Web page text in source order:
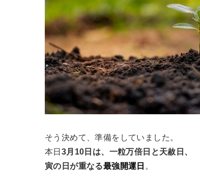
そう決めて、準備をしていました。
本日 3月10日は、一粒万倍日と天赦日、
寅の日が重なる最強開運日 。